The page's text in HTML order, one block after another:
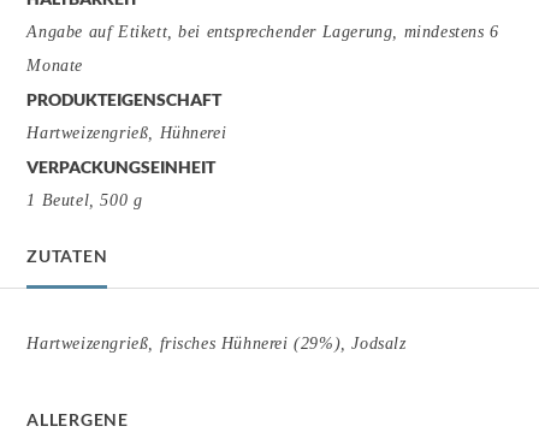
Angabe auf Etikett, bei entsprechender Lagerung, mindestens 6
Monate
PRODUKTEIGENSCHAFT
Hartweizengrieß, Hühnerei
VERPACKUNGSEINHEIT
1 Beutel, 500 g
ZUTATEN
Hartweizengrieß, frisches Hühnerei (29%), Jodsalz
ALLERGENE